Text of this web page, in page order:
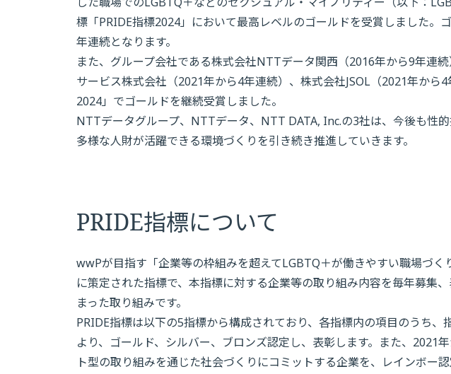
標「PRIDE指標2024」において最高レベルのゴールドを受賞しました。
年連続となります。
また、グループ会社である株式会社NTTデータ関西（2016年から9年連
サービス株式会社（2021年から4年連続）、株式会社JSOL（2021年から
2024」でゴールドを継続受賞しました。
NTTデータグループ、NTTデータ、NTT DATA, Inc.の3社は、今後も性的
多様な人財が活躍できる環境づくりを引き続き推進していきます。
PRIDE指標について
wwPが目指す「企業等の枠組みを超えてLGBTQ＋が働きやすい職場づく
に策定された指標で、本指標に対する企業等の取り組み内容を毎年募集
まった取り組みです。
PRIDE指標は以下の5指標から構成されており、各指標内の項目のうち、
より、ゴールド、シルバー、ブロンズ認定し、表彰します。また、2021
ト型の取り組みを通じた社会づくりにコミットする企業を、レインボー